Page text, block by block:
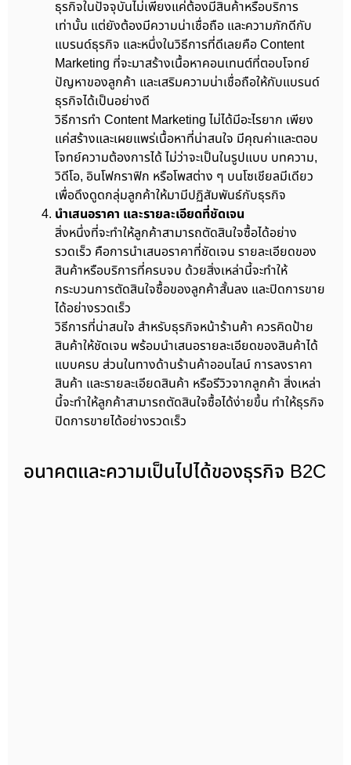
ธุรกิจในปัจจุบันไม่เพียงแค่ต้องมีสินค้าหรือบริการ
เท่านั้น แต่ยังต้องมีความน่าเชื่อถือ และความภักดีกับ
แบรนด์ธุรกิจ และหนึ่งในวิธีการที่ดีเลยคือ Content
Marketing ที่จะมาสร้างเนื้อหาคอนเทนต์ที่ตอบโจทย์
ปัญหาของลูกค้า และเสริมความน่าเชื่อถือให้กับแบรนด์
ธุรกิจได้เป็นอย่างดี
วิธีการทำ Content Marketing ไม่ได้มีอะไรยาก เพียง
แค่สร้างและเผยแพร่เนื้อหาที่น่าสนใจ มีคุณค่าและตอบ
โจทย์ความต้องการได้ ไม่ว่าจะเป็นในรูปแบบ บทความ,
วิดีโอ, อินโฟกราฟิก หรือโพสต่าง ๆ บนโซเชียลมีเดียว
เพื่อดึงดูดกลุ่มลูกค้าให้มามีปฏิสัมพันธ์กับธุรกิจ
นำเสนอราคา และรายละเอียดที่ชัดเจน
สิ่งหนึ่งที่จะทำให้ลูกค้าสามารถตัดสินใจซื้อได้อย่าง
รวดเร็ว คือการนำเสนอราคาที่ชัดเจน รายละเอียดของ
สินค้าหรือบริการที่ครบจบ ด้วยสิ่งเหล่านี้จะทำให้
กระบวนการตัดสินใจซื้อของลูกค้าสั้นลง และปิดการขาย
ได้อย่างรวดเร็ว
วิธีการที่น่าสนใจ สำหรับธุรกิจหน้าร้านค้า ควรคิดป้าย
สินค้าให้ชัดเจน พร้อมนำเสนอรายละเอียดของสินค้าได้
แบบครบ ส่วนในทางด้านร้านค้าออนไลน์ การลงราคา
สินค้า และรายละเอียดสินค้า หรือรีวิวจากลูกค้า สิ่งเหล่า
นี้จะทำให้ลูกค้าสามารถตัดสินใจซื้อได้ง่ายขึ้น ทำให้ธุรกิจ
ปิดการขายได้อย่างรวดเร็ว
อนาคตและความเป็นไปได้ของธุรกิจ B2C